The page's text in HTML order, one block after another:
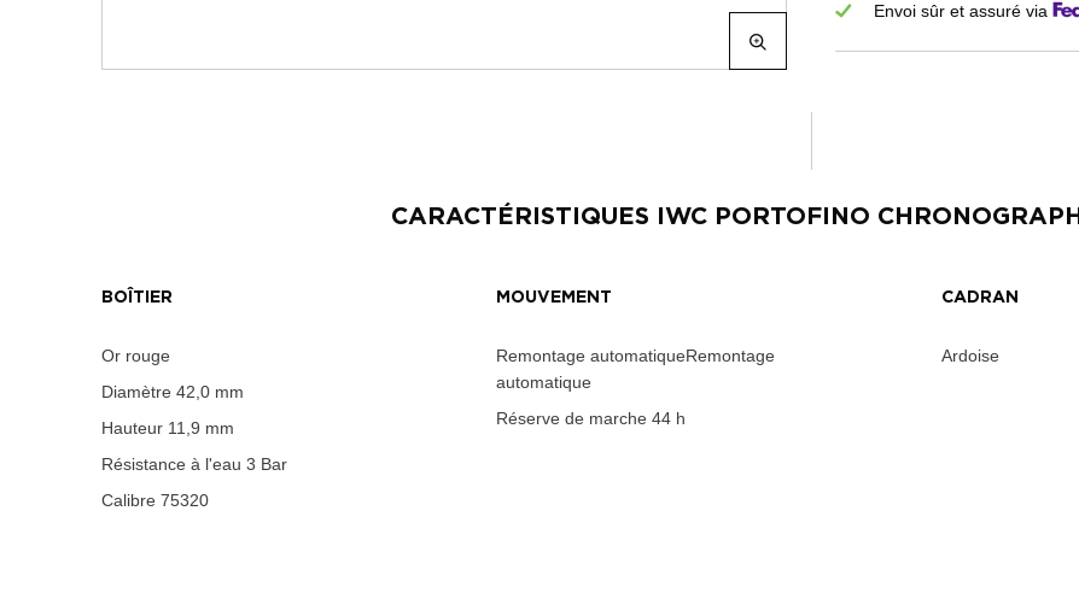
Envoi sûr et assuré via
CARACTÉRISTIQUES IWC PORTOFINO CHRONOGRAPH
BOÎTIER
Or rouge
Diamètre 42,0 mm
Hauteur 11,9 mm
Résistance à l'eau 3 Bar
Calibre 75320
MOUVEMENT
Remontage automatiqueRemontage
automatique
Réserve de marche 44 h
CADRAN
Ardoise